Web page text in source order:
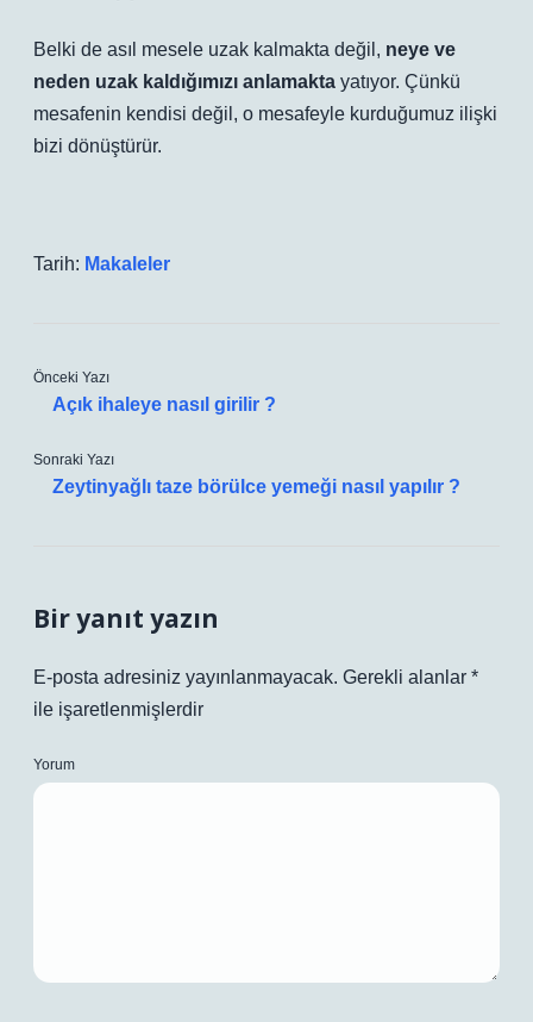
Belki de asıl mesele uzak kalmakta değil, neye ve
neden uzak kaldığımızı anlamakta yatıyor. Çünkü
mesafenin kendisi değil, o mesafeyle kurduğumuz ilişki
bizi dönüştürür.
Tarih: Makaleler
Önceki Yazı
Açık ihaleye nasıl girilir ?
Sonraki Yazı
Zeytinyağlı taze börülce yemeği nasıl yapılır ?
Bir yanıt yazın
E-posta adresiniz yayınlanmayacak. Gerekli alanlar *
ile işaretlenmişlerdir
Yorum